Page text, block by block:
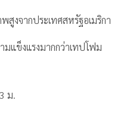
งจากประเทศสหรัฐอเมริกา
แข็งแรงมากกว่าเทปโฟม
ม.